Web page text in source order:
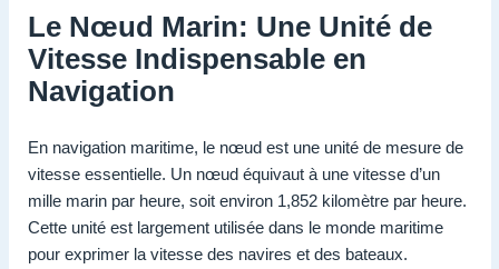
Le Nœud Marin: Une Unité de
Vitesse Indispensable en
Navigation
En navigation maritime, le nœud est une unité de mesure de
vitesse essentielle. Un nœud équivaut à une vitesse d’un
mille marin par heure, soit environ 1,852 kilomètre par heure.
Cette unité est largement utilisée dans le monde maritime
pour exprimer la vitesse des navires et des bateaux.